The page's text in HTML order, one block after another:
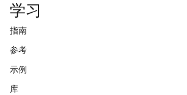
学习
指南
参考
示例
库